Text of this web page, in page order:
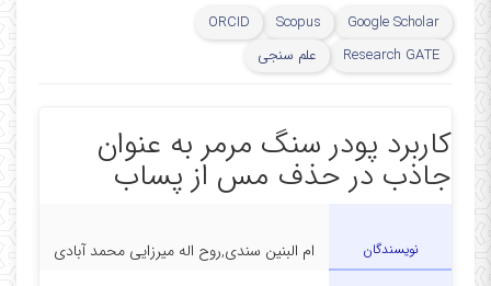
Google Scholar
Scopus
ORCID
Research GATE
علم سنجی
کاربرد پودر سنگ مرمر به عنوان
جاذب در حذف مس از پساب
نویسندگان ام البنین سندی,روح اله میرزایی محمد آبادی